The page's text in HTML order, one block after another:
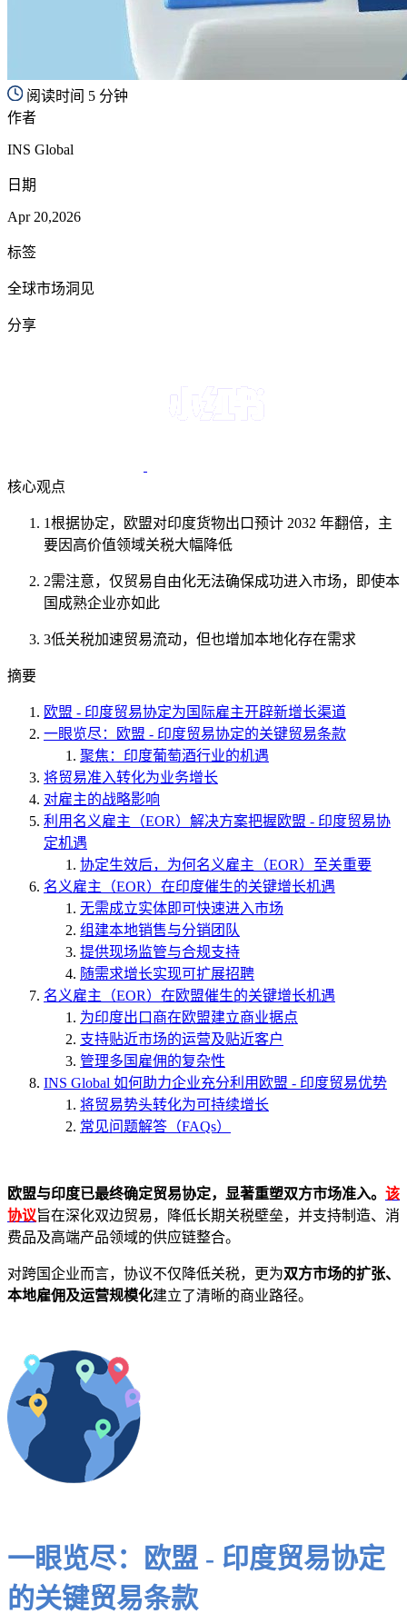
阅读时间 5 分钟
作者
INS Global
日期
Apr 20,2026
标签
全球市场洞见
分享
核心观点
1根据协定，欧盟对印度货物出口预计 2032 年翻倍，主
要因高价值领域关税大幅降低
2需注意，仅贸易自由化无法确保成功进入市场，即使本
国成熟企业亦如此
3低关税加速贸易流动，但也增加本地化存在需求
摘要
欧盟 - 印度贸易协定为国际雇主开辟新增长渠道
一眼览尽：欧盟 - 印度贸易协定的关键贸易条款
聚焦：印度葡萄酒行业的机遇
将贸易准入转化为业务增长
对雇主的战略影响
利用名义雇主（EOR）解决方案把握欧盟 - 印度贸易协
定机遇
协定生效后，为何名义雇主（EOR）至关重要
名义雇主（EOR）在印度催生的关键增长机遇
无需成立实体即可快速进入市场
组建本地销售与分销团队
提供现场监管与合规支持
随需求增长实现可扩展招聘
名义雇主（EOR）在欧盟催生的关键增长机遇
为印度出口商在欧盟建立商业据点
支持贴近市场的运营及贴近客户
管理多国雇佣的复杂性
INS Global 如何助力企业充分利用欧盟 - 印度贸易优势
将贸易势头转化为可持续增长
常见问题解答（FAQs）
欧盟与印度已最终确定贸易协定，显著重塑双方市场准入。 该
协议旨在深化双边贸易，降低长期关税壁垒，并支持制造、消
费品及高端产品领域的供应链整合。
对跨国企业而言，协议不仅降低关税，更为双方市场的扩张、
本地雇佣及运营规模化建立了清晰的商业路径。
一眼览尽：欧盟 - 印度贸易协定
的关键贸易条款